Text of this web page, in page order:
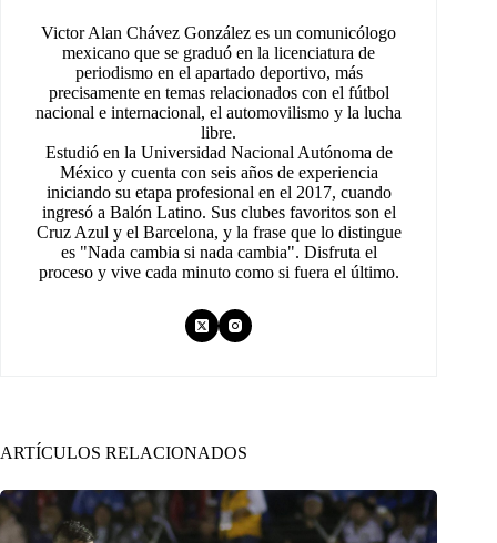
Victor Alan Chávez González es un comunicólogo
mexicano que se graduó en la licenciatura de
periodismo en el apartado deportivo, más
precisamente en temas relacionados con el fútbol
nacional e internacional, el automovilismo y la lucha
libre.
Estudió en la Universidad Nacional Autónoma de
México y cuenta con seis años de experiencia
iniciando su etapa profesional en el 2017, cuando
ingresó a Balón Latino. Sus clubes favoritos son el
Cruz Azul y el Barcelona, y la frase que lo distingue
es "Nada cambia si nada cambia". Disfruta el
proceso y vive cada minuto como si fuera el último.
ARTÍCULOS RELACIONADOS